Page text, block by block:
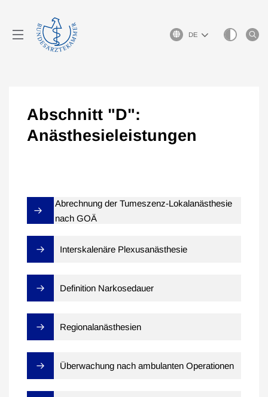
Sprachauswahl
Abschnitt "D":
Anästhesieleistungen
Abrechnung der Tumeszenz-Lokalanästhesie
nach GOÄ
Interskalenäre Plexusanästhesie
Definition Narkosedauer
Regionalanästhesien
Überwachung nach ambulanten Operationen